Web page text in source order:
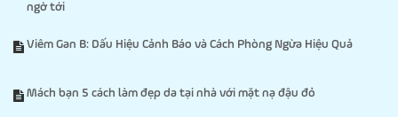
ngờ tới
Viêm Gan B: Dấu Hiệu Cảnh Báo và Cách Phòng Ngừa Hiệu Quả
Mách bạn 5 cách làm đẹp da tại nhà với mặt nạ đậu đỏ